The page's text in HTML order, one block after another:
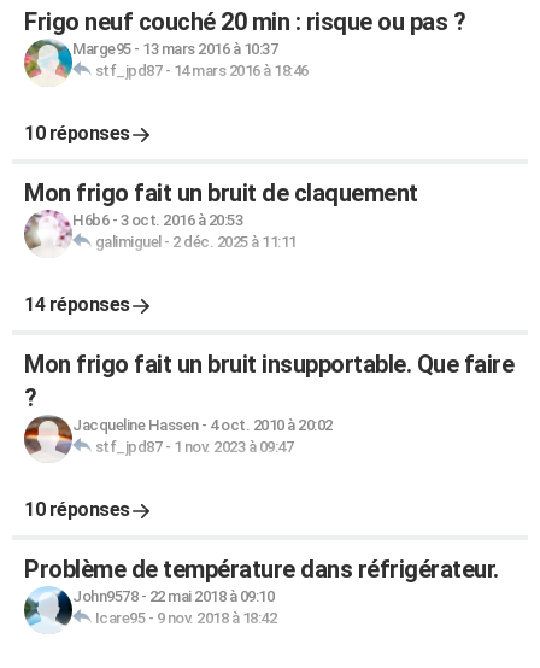
Frigo neuf couché 20 min : risque ou pas ?
Marge95- 13 mars 2016 à 10:37
stf_jpd87- 14 mars 2016 à 18:46
10 réponses
Mon frigo fait un bruit de claquement
H6b6- 3 oct. 2016 à 20:53
galimiguel - 2 déc. 2025 à 11:11
14 réponses
Mon frigo fait un bruit insupportable. Que faire
?
Jacqueline Hassen- 4 oct. 2010 à 20:02
stf_jpd87- 1 nov. 2023 à 09:47
10 réponses
Problème de température dans réfrigérateur.
John9578- 22 mai 2018 à 09:10
Icare95- 9 nov. 2018 à 18:42